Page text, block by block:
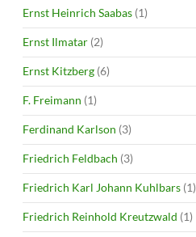
Ernst Heinrich Saabas (1)
Ernst Ilmatar (2)
Ernst Kitzberg (6)
F. Freimann (1)
Ferdinand Karlson (3)
Friedrich Feldbach (3)
Friedrich Karl Johann Kuhlbars (1)
Friedrich Reinhold Kreutzwald (1)